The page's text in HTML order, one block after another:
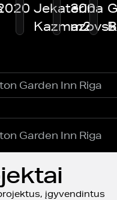
Jekaterina
300
m2
Garden Inn Riga
Garden Inn Riga
įgyvendintus